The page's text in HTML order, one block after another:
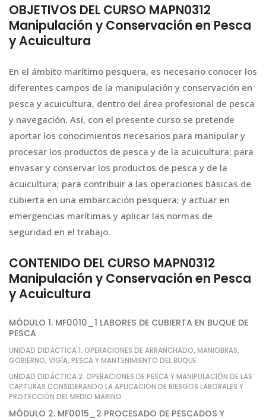
OBJETIVOS DEL CURSO MAPN0312
Manipulación y Conservación en Pesca
y Acuicultura
En el ámbito marítimo pesquera, es necesario conocer los
diferentes campos de la manipulación y conservación en
pesca y acuicultura, dentro del área profesional de pesca
y navegación. Así, con el presente curso se pretende
aportar los conocimientos necesarios para manipular y
procesar los productos de pesca y de la acuicultura; para
envasar y conservar los productos de pesca y de la
acuicultura; para contribuir a las operaciones básicas de
cubierta en una embarcación pesquera; y actuar en
emergencias marítimas y aplicar las normas de
seguridad en el trabajo.
CONTENIDO DEL CURSO MAPN0312
Manipulación y Conservación en Pesca
y Acuicultura
MÓDULO 1. MF0010_1 LABORES DE CUBIERTA EN BUQUE DE
PESCA
UNIDAD DIDÁCTICA 1. OPERACIONES DE ARRANCHADO, MANIOBRAS,
GOBIERNO, VIGÍA, PESCA Y MANTENIMIENTO DEL BUQUE
UNIDAD DIDÁCTICA 2. OPERACIONES DE PESCA Y MANIPULACIÓN DE LAS
CAPTURAS CONSIDERANDO LA APLICACIÓN DE RIESGOS LABORALES Y
PROTECCIÓN DEL MEDIO MARINO
MÓDULO 2. MF0015_2 PROCESADO DE PESCADOS Y